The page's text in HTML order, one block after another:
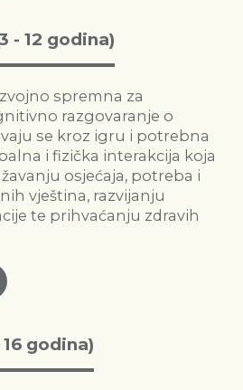
- 12 godina)
spremna za
razgovaranje o
se kroz igru i potrebna
i fizička interakcija koja
osjećaja, potreba i
vještina, razvijanju
te prihvaćanju zdravih
godina)